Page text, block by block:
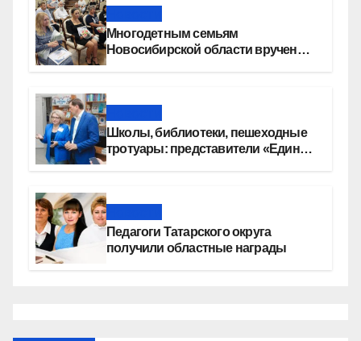
Многодетным семьям
Новосибирской области вручены
Школы, библиотеки, пешеходные
тротуары: представители «Единой
Педагоги Татарского округа
получили областные награды